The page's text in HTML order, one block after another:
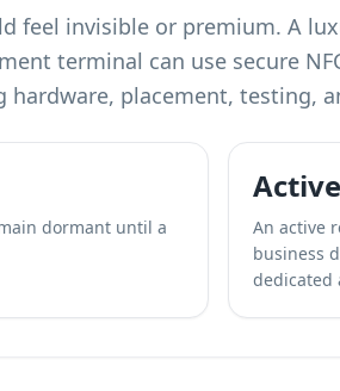
feel invisible or premium. A
terminal can use secure
placement, testing,
dormant until a
An active
business
dedicated